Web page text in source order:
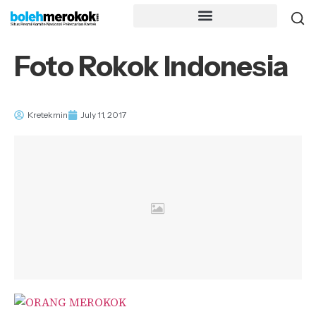
Foto Rokok Indonesia
Kretekmin July 11, 2017